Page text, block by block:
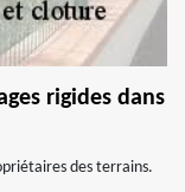
rigides dans
des terrains.